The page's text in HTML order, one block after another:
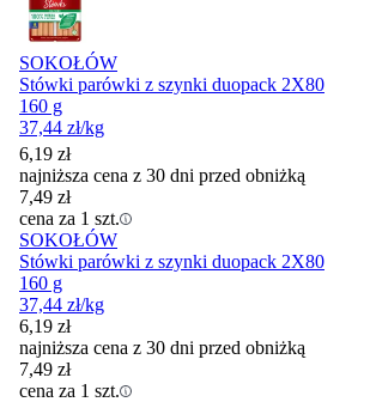
SOKOŁÓW
Stówki parówki z szynki duopack 2X80
160 g
37,44 zł/kg
6,19 zł
najniższa cena z 30 dni przed obniżką
7,49 zł
cena za 1 szt.
SOKOŁÓW
Stówki parówki z szynki duopack 2X80
160 g
37,44 zł/kg
6,19 zł
najniższa cena z 30 dni przed obniżką
7,49 zł
cena za 1 szt.